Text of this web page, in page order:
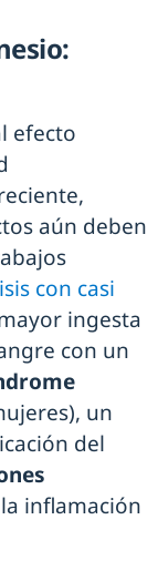
efecto
aún deben
con casi
ingesta
con un
un
del
inflamación